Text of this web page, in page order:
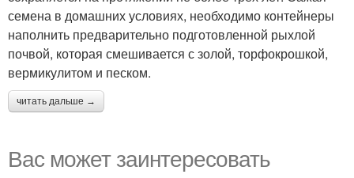
семена в домашних условиях, необходимо контейнеры
наполнить предварительно подготовленной рыхлой
почвой, которая смешивается с золой, торфокрошкой,
вермикулитом и песком.
читать дальше →
Вас может заинтересовать